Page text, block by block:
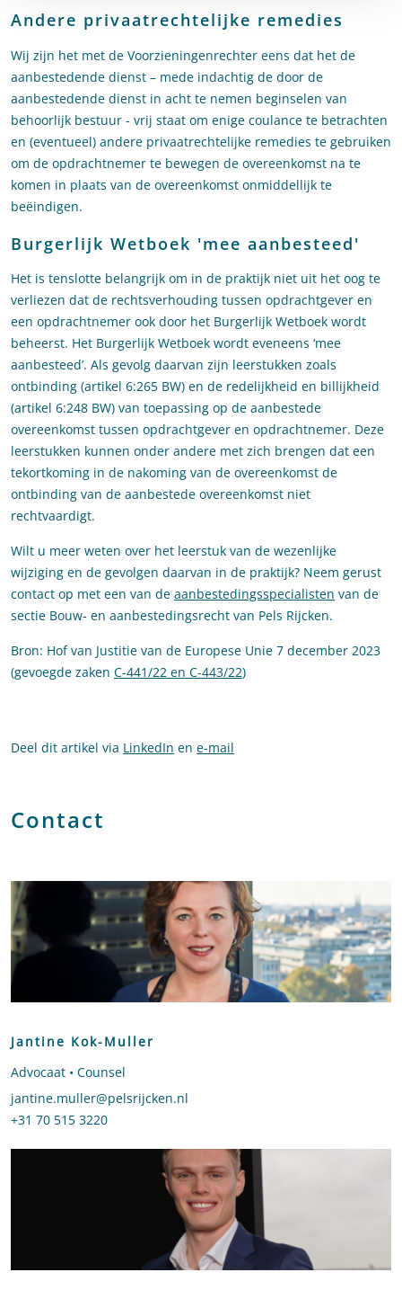
Andere privaatrechtelijke remedies
Wij zijn het met de Voorzieningenrechter eens dat het de
aanbestedende dienst – mede indachtig de door de
aanbestedende dienst in acht te nemen beginselen van
behoorlijk bestuur - vrij staat om enige coulance te betrachten
en (eventueel) andere privaatrechtelijke remedies te gebruiken
om de opdrachtnemer te bewegen de overeenkomst na te
komen in plaats van de overeenkomst onmiddellijk te
beëindigen.
Burgerlijk Wetboek 'mee aanbesteed'
Het is tenslotte belangrijk om in de praktijk niet uit het oog te
verliezen dat de rechtsverhouding tussen opdrachtgever en
een opdrachtnemer ook door het Burgerlijk Wetboek wordt
beheerst. Het Burgerlijk Wetboek wordt eveneens ‘mee
aanbesteed’. Als gevolg daarvan zijn leerstukken zoals
ontbinding (artikel 6:265 BW) en de redelijkheid en billijkheid
(artikel 6:248 BW) van toepassing op de aanbestede
overeenkomst tussen opdrachtgever en opdrachtnemer. Deze
leerstukken kunnen onder andere met zich brengen dat een
tekortkoming in de nakoming van de overeenkomst de
ontbinding van de aanbestede overeenkomst niet
rechtvaardigt.
Wilt u meer weten over het leerstuk van de wezenlijke
wijziging en de gevolgen daarvan in de praktijk? Neem gerust
contact op met een van de aanbestedingsspecialisten van de
sectie Bouw- en aanbestedingsrecht van Pels Rijcken.
Bron: Hof van Justitie van de Europese Unie 7 december 2023
(gevoegde zaken C-441/22 en C-443/22)
Deel dit artikel via LinkedIn en e-mail
Contact
Jantine Kok-Muller
Advocaat • Counsel
Stuur een e-mail naar Jantine Kok-Muller
jantine.muller@pelsrijcken.nl
Bel naar Jantine Kok-Muller
+31 70 515 3220